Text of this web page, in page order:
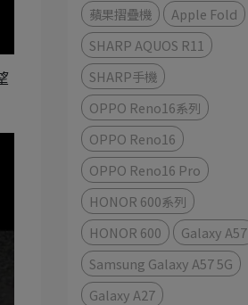
蘋果摺疊機
Apple Fold
SHARP AQUOS R11
SHARP手機
OPPO Reno16系列
OPPO Reno16
OPPO Reno16 Pro
HONOR 600系列
HONOR 600
Galaxy A57
Samsung Galaxy A57 5G
Galaxy A27